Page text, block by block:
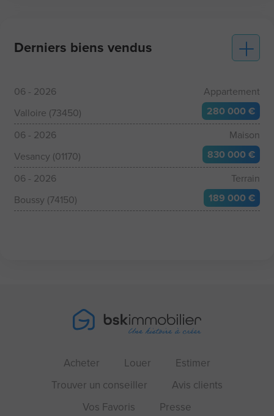
Derniers biens vendus
06 - 2026
Appartement
Valloire (73450)
280 000 €
06 - 2026
Maison
Vesancy (01170)
830 000 €
06 - 2026
Terrain
Boussy (74150)
189 000 €
Acheter Louer
Estimer
Trouver un conseiller
Avis clients
Vos Favoris
Presse